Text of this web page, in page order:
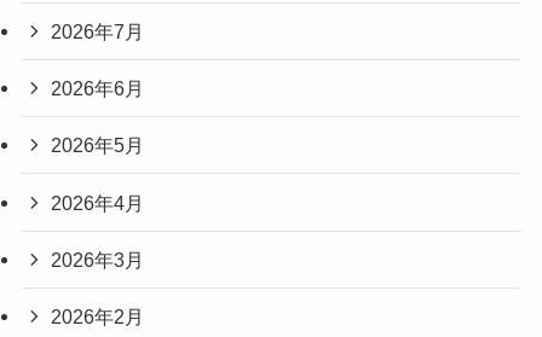
2026年7月
2026年6月
2026年5月
2026年4月
2026年3月
2026年2月